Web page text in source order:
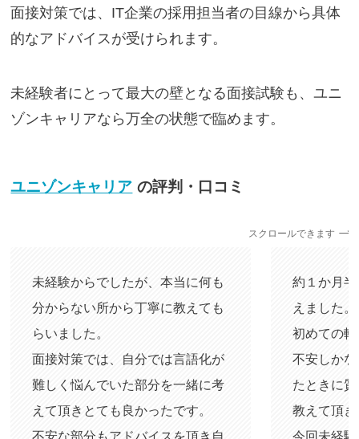
面接対策では、IT企業の採用担当者の目線から具体
的なアドバイスが受けられます。
未経験者にとって最大の壁となる面接試験も、ユニ
ゾンキャリアなら万全の状態で臨めます。
ユニゾンキャリア の評判・口コミ
スクロールできます
未経験からでしたが、本当に何も
分からない所から丁寧に教えても
らいました。
面接対策では、自分では言語化が
難しく悩んでいた部分を一緒に考
えて頂きとても良かったです。
不安な部分もアドバイスを頂き自
約１か月
えました。
初めての
不安しか
たときに
教えて頂
今回未経